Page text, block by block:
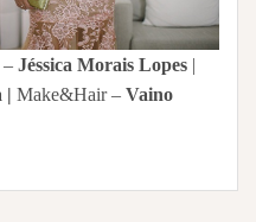
– Jéssica Morais Lopes |
| Make&Hair – Vaino